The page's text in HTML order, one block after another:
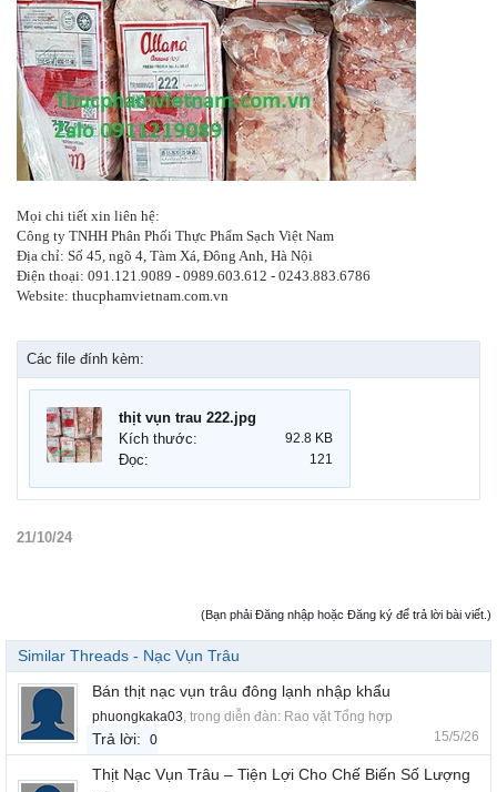
Mọi chi tiết xin liên hệ:
Công ty TNHH Phân Phối Thực Phẩm Sạch Việt Nam
Địa chỉ: Số 45, ngõ 4, Tàm Xá, Đông Anh, Hà Nội
Điện thoại: 091.121.9089 - 0989.603.612 - 0243.883.6786
Website: thucphamvietnam.com.vn
Các file đính kèm:
thịt vụn trau 222.jpg
Kích thước:
92.8 KB
Đọc: 121
21/10/24
(Bạn phải Đăng nhập hoặc Đăng ký để trả lời bài viết.)
Similar Threads - Nạc Vụn Trâu
Bán thịt nạc vụn trâu đông lạnh nhập khẩu
phuongkaka03, trong diễn đàn: Rao vặt Tổng hợp
Trả lời: 0 15/5/26
Thịt Nạc Vụn Trâu – Tiện Lợi Cho Chế Biến Số Lượng